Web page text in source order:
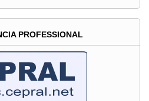
PROFESSIONAL